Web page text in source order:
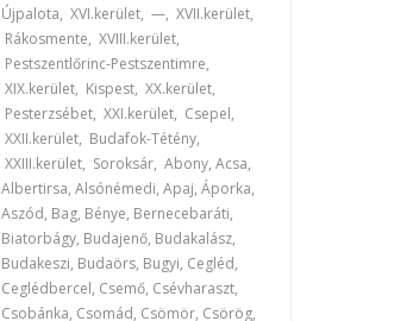
Újpalota, XVI.kerület, —, XVII.kerület,
Rákosmente, XVIII.kerület,
Pestszentlőrinc-Pestszentimre,
XIX.kerület, Kispest, XX.kerület,
Pesterzsébet, XXI.kerület, Csepel,
XXII.kerület, Budafok-Tétény,
XXIII.kerület, Soroksár, Abony, Acsa,
Albertirsa, Alsónémedi, Apaj, Áporka,
Aszód, Bag, Bénye, Bernecebaráti,
Biatorbágy, Budajenő, Budakalász,
Budakeszi, Budaörs, Bugyi, Cegléd,
Ceglédbercel, Csemő, Csévharaszt,
Csobánka, Csomád, Csömör, Csörög,